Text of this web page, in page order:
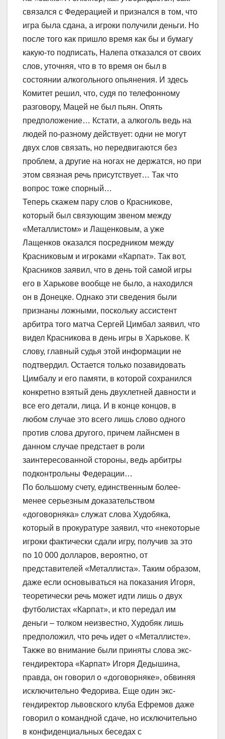
связался с Федерацией и признался в том, что
игра была сдана, а игроки получили деньги. Но
после того как пришло время как бы и бумагу
какую-то подписать, Налепа отказался от своих
слов, уточняя, что в то время он был в
состоянии алкогольного опьянения. И здесь
Комитет решил, что, судя по телефонному
разговору, Мацей не был пьян. Опять
предположение… Кстати, а алкоголь ведь на
людей по-разному действует: одни не могут
двух слов связать, но передвигаются без
проблем, а другие на ногах не держатся, но при
этом связная речь присутствует… Так что
вопрос тоже спорный…
Теперь скажем пару слов о Красникове,
который был связующим звеном между
«Металлистом» и Лащенковым, а уже
Лащенков оказался посредником между
Красниковым и игроками «Карпат». Так вот,
Красников заявил, что в день той самой игры
его в Харькове вообще не было, а находился
он в Донецке. Однако эти сведения были
признаны ложными, поскольку ассистент
арбитра того матча Сергей Цимбал заявил, что
видел Красникова в день игры в Харькове. К
слову, главный судья этой информации не
подтвердил. Остается только позавидовать
Цимбалу и его памяти, в которой сохранился
конкретно взятый день двухлетней давности и
все его детали, лица. И в конце концов, в
любом случае это всего лишь слово одного
против слова другого, причем лайнсмен в
данном случае предстает в роли
заинтересованной стороны, ведь арбитры
подконтрольны Федерации…
По большому счету, единственным более-
менее серьезным доказательством
«договорняка» служат слова Худобяка,
который в прокуратуре заявил, что «некоторые
игроки фактически сдали игру, получив за это
по 10 000 долларов, вероятно, от
представителей «Металлиста». Таким образом,
даже если основываться на показания Игоря,
теоретически речь может идти лишь о двух
футболистах «Карпат», и кто передал им
деньги – толком неизвестно, Худобяк лишь
предположил, что речь идет о «Металлисте».
Также во внимание были приняты слова экс-
гендиректора «Карпат» Игоря Дедышина,
правда, он говорил о «договорняке», обвиняя
исключительно Федорива. Еще один экс-
гендиректор львовского клуба Ефремов даже
говорил о командной сдаче, но исключительно
в конфиденциальных беседах с